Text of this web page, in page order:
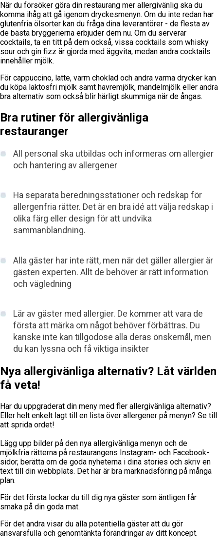
När du försöker göra din restaurang mer allergivänlig ska du
komma ihåg att gå igenom dryckesmenyn. Om du inte redan har
glutenfria ölsorter kan du fråga dina leverantörer - de flesta av
de bästa bryggerierna erbjuder dem nu. Om du serverar
cocktails, ta en titt på dem också, vissa cocktails som whisky
sour och gin fizz är gjorda med äggvita, medan andra cocktails
innehåller mjölk.
För cappuccino, latte, varm choklad och andra varma drycker kan
du köpa laktosfri mjölk samt havremjölk, mandelmjölk eller andra
bra alternativ som också blir härligt skummiga när de ångas.
Bra rutiner för allergivänliga
restauranger
All personal ska utbildas och informeras om allergier
och hantering av allergener
Ha separata beredningsstationer och redskap för
allergenfria rätter. Det är en bra idé att välja redskap i
olika färg eller design för att undvika
sammanblandning.
Alla gäster har inte rätt, men när det gäller allergier är
gästen experten. Allt de behöver är rätt information
och vägledning
Lär av gäster med allergier. De kommer att vara de
första att märka om något behöver förbättras. Du
kanske inte kan tillgodose alla deras önskemål, men
du kan lyssna och få viktiga insikter
Nya allergivänliga alternativ? Låt världen
få veta!
Har du uppgraderat din meny med fler allergivänliga alternativ?
Eller helt enkelt lagt till en lista över allergener på menyn? Se till
att sprida ordet!
Lägg upp bilder på den nya allergivänliga menyn och de
mjölkfria rätterna på restaurangens Instagram- och Facebook-
sidor, berätta om de goda nyheterna i dina stories och skriv en
text till din webbplats. Det här är bra marknadsföring på många
plan.
För det första lockar du till dig nya gäster som äntligen får
smaka på din goda mat.
För det andra visar du alla potentiella gäster att du gör
ansvarsfulla och genomtänkta förändringar av ditt koncept.